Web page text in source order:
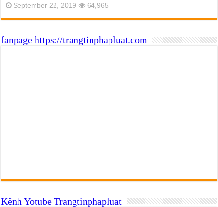
September 22, 2019 64,965
fanpage https://trangtinphapluat.com
Kênh Yotube Trangtinphapluat